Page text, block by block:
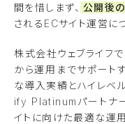
間を惜しまず、 公開後
されるECサイト運営に
株式会社ウェブライフ
から運用までサポート
な導入実績とハイレベ
ify Platinumパートナ
イトに向けた最適な運